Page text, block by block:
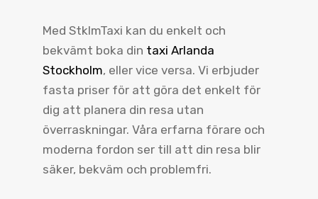
Med StklmTaxi kan du enkelt och
bekvämt boka din taxi Arlanda
Stockholm, eller vice versa. Vi erbjuder
fasta priser för att göra det enkelt för
dig att planera din resa utan
överraskningar. Våra erfarna förare och
moderna fordon ser till att din resa blir
säker, bekväm och problemfri.